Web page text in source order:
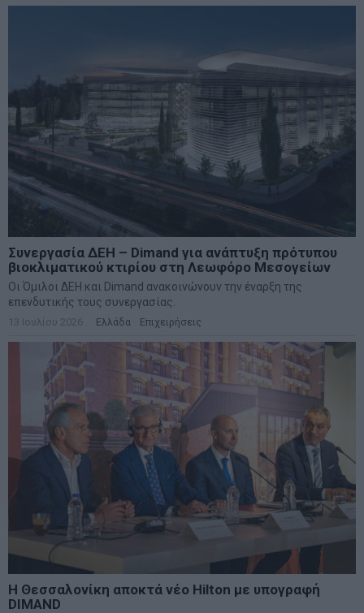
Συνεργασία ΔΕΗ – Dimand για ανάπτυξη πρότυπου
βιοκλιματικού κτιρίου στη Λεωφόρο Μεσογείων
Οι Όμιλοι ΔΕΗ και Dimand ανακοινώνουν την έναρξη της
επενδυτικής τους συνεργασίας.
13 Ιουλίου 2026 Ελλάδα Επιχειρήσεις
Η Θεσσαλονίκη αποκτά νέο Hilton με υπογραφή
DIMAND